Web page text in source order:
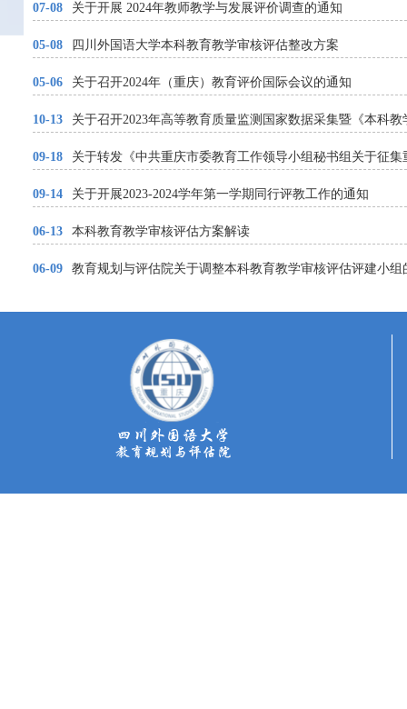
07-08 关于开展 2024年教师教学与发展评价调查的通知
05-08 四川外国语大学本科教育教学审核评估整改方案
05-06 关于召开2024年（重庆）教育评价国际会议的通知
10-13 关于召开2023年高等教育质量监测国家数据采集暨《本科
09-18 关于转发《中共重庆市委教育工作领导小组秘书组关于征集重
09-14 关于开展2023-2024学年第一学期同行评教工作的通知
06-13 本科教育教学审核评估方案解读
06-09 教育规划与评估院关于调整本科教育教学审核评估评建小组